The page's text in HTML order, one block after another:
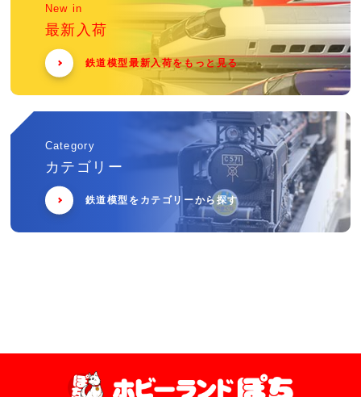
New in
最新入荷
鉄道模型最新入荷をもっと見る
Category
カテゴリー
鉄道模型をカテゴリーから探す